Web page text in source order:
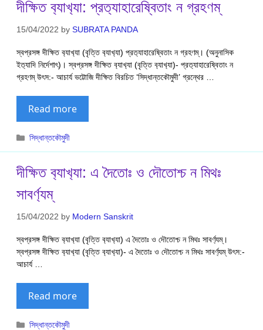
দীক্ষিত ব‍্যাখ‍্যা: প্রত‍্যাহারেষ্বিতাং ন গ্রহণম্
15/04/2022 by SUBRATA PANDA
স্বপ্রসঙ্গ দীক্ষিত ব‍্যাখ‍্যা (বৃত্তি ব‍্যাখ‍্যা) প্রত‍্যাহারেষ্বিতাং ন গ্রহণম্। (অনুনাসিক
ইত‍্যাদি নির্দেশাৎ)। স্বপ্রসঙ্গ দীক্ষিত ব‍্যাখ‍্যা (বৃত্তি ব‍্যাখ‍্যা)- প্রত‍্যাহারেষ্বিতাং ন
গ্রহণম্ উৎস:- আচার্য ভট্টোজি দীক্ষিত বিরচিত ‘সিদ্ধান্তকৌমুদী’ গ্রন্থের …
Read more
Categories
সিদ্ধান্তকৌমুদী
দীক্ষিত ব‍্যাখ‍্যা: এ দৈতোঃ ও দৌতোশ্চ ন মিথঃ
সাবর্ণ‍্যম্
15/04/2022 by Modern Sanskrit
স্বপ্রসঙ্গ দীক্ষিত ব‍্যাখ‍্যা (বৃত্তি ব‍্যাখ‍্যা) এ দৈতোঃ ও দৌতোশ্চ ন মিথঃ সাবর্ণ‍্যম্।
স্বপ্রসঙ্গ দীক্ষিত ব‍্যাখ‍্যা (বৃত্তি ব‍্যাখ‍্যা)- এ দৈতোঃ ও দৌতোশ্চ ন মিথঃ সাবর্ণ‍্যম্ উৎস:-
আচার্য …
Read more
Categories
সিদ্ধান্তকৌমুদী